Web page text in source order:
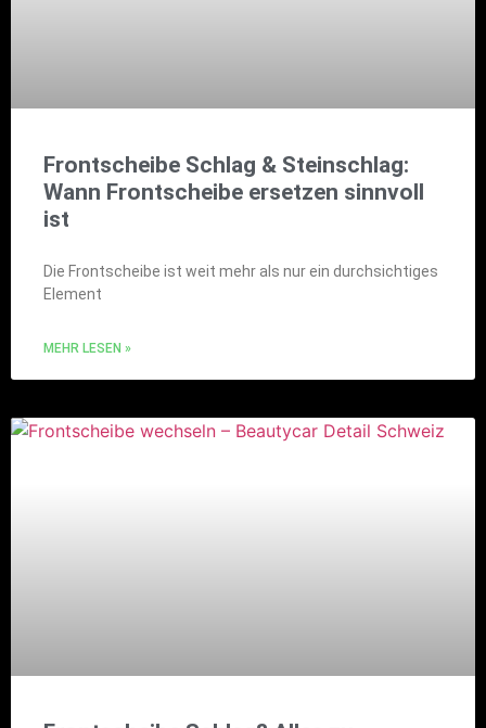
Frontscheibe Schlag & Steinschlag:
Wann Frontscheibe ersetzen sinnvoll
ist
Die Frontscheibe ist weit mehr als nur ein durchsichtiges
Element
MEHR LESEN »